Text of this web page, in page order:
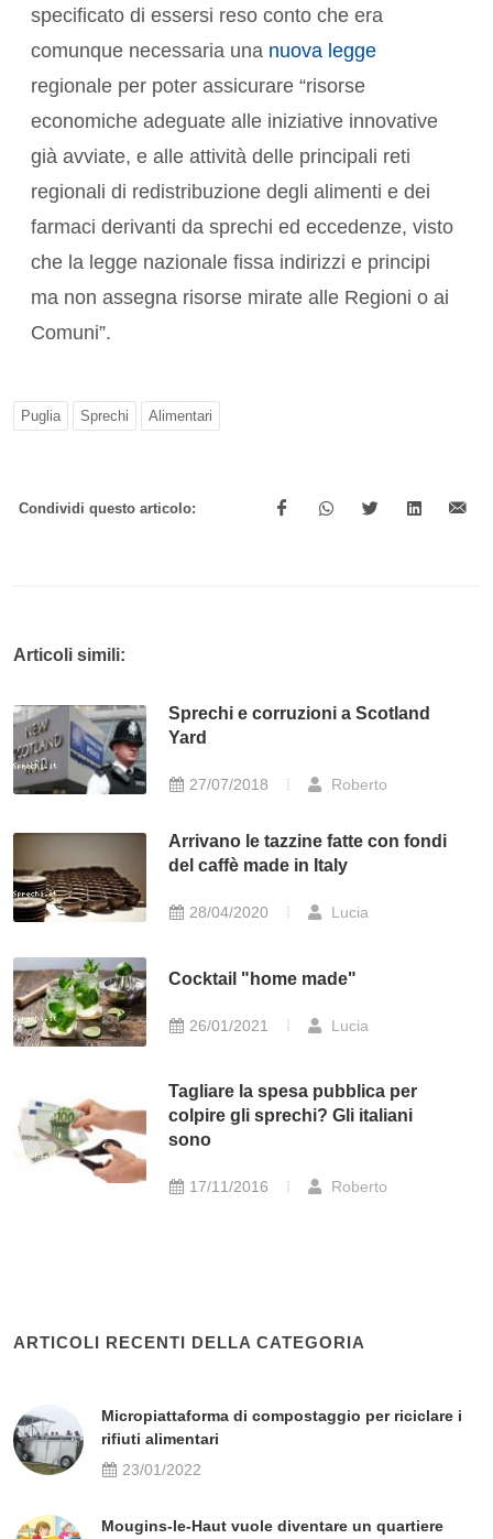
specificato di essersi reso conto che era
comunque necessaria una nuova legge
regionale per poter assicurare “risorse
economiche adeguate alle iniziative innovative
già avviate, e alle attività delle principali reti
regionali di redistribuzione degli alimenti e dei
farmaci derivanti da sprechi ed eccedenze, visto
che la legge nazionale fissa indirizzi e principi
ma non assegna risorse mirate alle Regioni o ai
Comuni”.
Puglia Sprechi Alimentari
Condividi questo articolo:
Articoli simili:
Sprechi e corruzioni a Scotland
Yard
27/07/2018 Roberto
Arrivano le tazzine fatte con fondi
del caffè made in Italy
28/04/2020 Lucia
Cocktail "home made"
26/01/2021 Lucia
Tagliare la spesa pubblica per
colpire gli sprechi? Gli italiani
sono
17/11/2016 Roberto
ARTICOLI RECENTI DELLA CATEGORIA
Micropiattaforma di compostaggio per riciclare i
rifiuti alimentari
23/01/2022
Mougins-le-Haut vuole diventare un quartiere